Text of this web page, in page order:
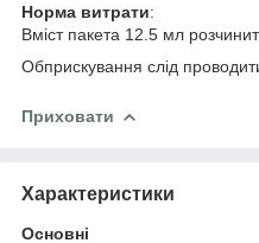
Норма витрати:
Вміст пакета 12.5 мл
Обприскування слід
Приховати
Характеристики
Основні